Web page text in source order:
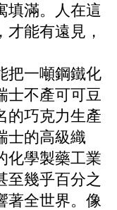
填滿。人在這
能有遠見，
把一噸鋼鐵化
士不產可可豆
的巧克力生產
士的高級織
化學製藥工業
至幾乎百分之
著全世界。像